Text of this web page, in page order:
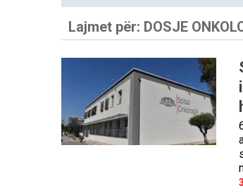
Lajmet për: DOSJE